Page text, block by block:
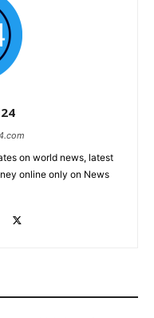
on world news, latest
online only on News